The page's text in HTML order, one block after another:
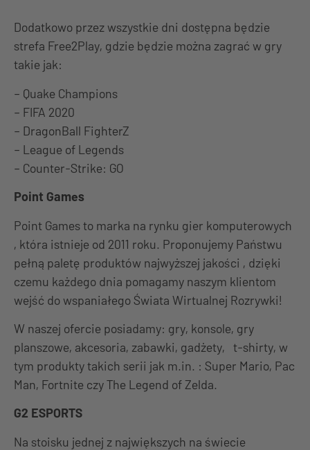
Dodatkowo przez wszystkie dni dostępna będzie
strefa Free2Play, gdzie będzie można zagrać w gry
takie jak:
– Quake Champions
– FIFA 2020
– DragonBall FighterZ
– League of Legends
– Counter-Strike: GO
Point Games
Point Games to marka na rynku gier komputerowych
, która istnieje od 2011 roku. Proponujemy Państwu
pełną paletę produktów najwyższej jakości , dzięki
czemu każdego dnia pomagamy naszym klientom
wejść do wspaniałego Świata Wirtualnej Rozrywki!
W naszej ofercie posiadamy: gry, konsole, gry
planszowe, akcesoria, zabawki, gadżety, t-shirty, w
tym produkty takich serii jak m.in. : Super Mario, Pac
Man, Fortnite czy The Legend of Zelda.
G2 ESPORTS
Na stoisku jednej z największych na świecie